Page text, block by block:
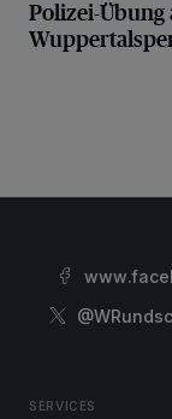
Polizei-Übung
SERVICES